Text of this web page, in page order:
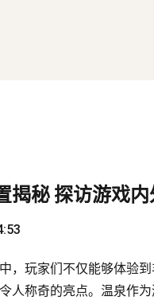
揭秘 探访游戏
，玩家们不仅能够体验
人称奇的亮点。温泉作